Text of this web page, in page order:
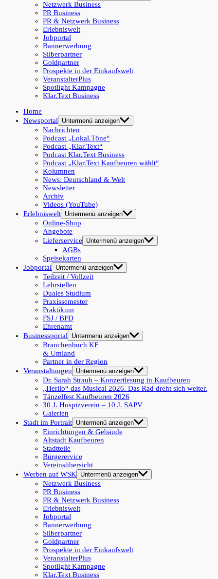
Netzwerk Business
PR Business
PR & Netzwerk Business
Erlebniswelt
Jobportal
Bannerwerbung
Silberpartner
Goldpartner
Prospekte in der Einkaufswelt
VeranstalterPlus
Spotlight Kampagne
Klar.Text Business
Home
Newsportal
Untermenü anzeigen
Nachrichten
Podcast „Lokal.Töne“
Podcast „Klar.Text“
Podcast Klar.Text Business
Podcast „Klar.Text Kaufbeuren wählt“
Kolumnen
News: Deutschland & Welt
Newsletter
Archiv
Videos (YouTube)
Erlebniswelt Untermenü anzeigen
Online-Shop
Angebote
Lieferservice
Untermenü anzeigen
AGBs
Speisekarten
Jobportal
Untermenü anzeigen
Teilzeit / Vollzeit
Lehrstellen
Duales Studium
Praxissemester
Praktikum
FSJ / BFD
Ehrenamt
Businessportal
Untermenü anzeigen
Branchenbuch KF
& Umland
Partner in der Region
Veranstaltungen
Untermenü anzeigen
Dr. Sarah Straub – Konzertlesung in Kaufbeuren
„Herilo“ das Musical 2026. Das Rad dreht sich weiter.
Tänzelfest Kaufbeuren 2026
30 J. Hospizverein – 10 J. SAPV
Galerien
Stadt im Portrait Untermenü anzeigen
Einrichtungen & Gebäude
Altstadt Kaufbeuren
Stadtteile
Bürgerervice
Vereinsübersicht
Werben auf WSK
Untermenü anzeigen
Netzwerk Business
PR Business
PR & Netzwerk Business
Erlebniswelt
Jobportal
Bannerwerbung
Silberpartner
Goldpartner
Prospekte in der Einkaufswelt
VeranstalterPlus
Spotlight Kampagne
Klar.Text Business